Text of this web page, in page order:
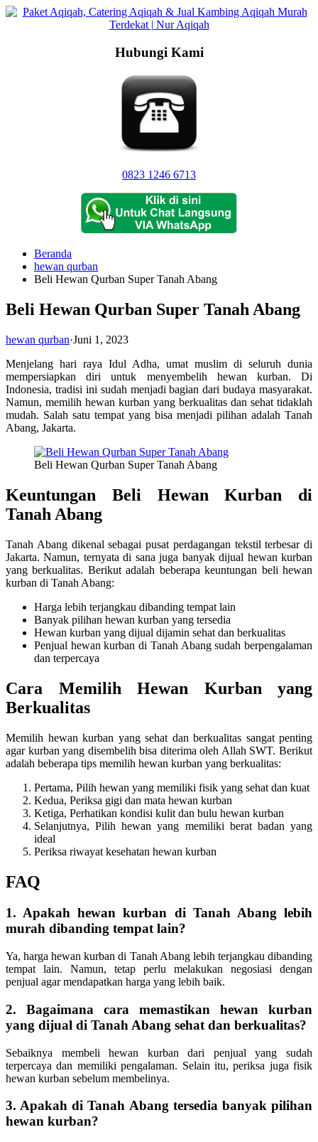
Langsung
Hubungi Kami
0823 1246 6713
Beranda
hewan qurban
Beli Hewan Qurban Super Tanah Abang
Beli Hewan Qurban Super Tanah Abang
hewan qurban·Juni 1, 2023
Menjelang hari raya Idul Adha, umat muslim di seluruh dunia
mempersiapkan diri untuk menyembelih hewan kurban. Di
Indonesia, tradisi ini sudah menjadi bagian dari budaya masyarakat.
Namun, memilih hewan kurban yang berkualitas dan sehat tidaklah
mudah. Salah satu tempat yang bisa menjadi pilihan adalah Tanah
Abang, Jakarta.
Beli Hewan Qurban Super Tanah Abang
Keuntungan Beli Hewan Kurban di
Tanah Abang
Tanah Abang dikenal sebagai pusat perdagangan tekstil terbesar di
Jakarta. Namun, ternyata di sana juga banyak dijual hewan kurban
yang berkualitas. Berikut adalah beberapa keuntungan beli hewan
kurban di Tanah Abang:
Harga lebih terjangkau dibanding tempat lain
Banyak pilihan hewan kurban yang tersedia
Hewan kurban yang dijual dijamin sehat dan berkualitas
Penjual hewan kurban di Tanah Abang sudah berpengalaman
dan terpercaya
Cara Memilih Hewan Kurban yang
Berkualitas
Memilih hewan kurban yang sehat dan berkualitas sangat penting
agar kurban yang disembelih bisa diterima oleh Allah SWT. Berikut
adalah beberapa tips memilih hewan kurban yang berkualitas:
Pertama, Pilih hewan yang memiliki fisik yang sehat dan kuat
Kedua, Periksa gigi dan mata hewan kurban
Ketiga, Perhatikan kondisi kulit dan bulu hewan kurban
Selanjutnya, Pilih hewan yang memiliki berat badan yang
ideal
Periksa riwayat kesehatan hewan kurban
FAQ
1. Apakah hewan kurban di Tanah Abang lebih
murah dibanding tempat lain?
Ya, harga hewan kurban di Tanah Abang lebih terjangkau dibanding
tempat lain. Namun, tetap perlu melakukan negosiasi dengan
penjual agar mendapatkan harga yang lebih baik.
2. Bagaimana cara memastikan hewan kurban
yang dijual di Tanah Abang sehat dan berkualitas?
Sebaiknya membeli hewan kurban dari penjual yang sudah
terpercaya dan memiliki pengalaman. Selain itu, periksa juga fisik
hewan kurban sebelum membelinya.
3. Apakah di Tanah Abang tersedia banyak pilihan
hewan kurban?